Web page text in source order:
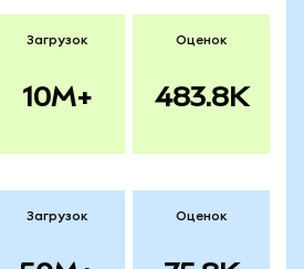
Загрузок
10M+
Оценок
483.8K
Загрузок Оценок